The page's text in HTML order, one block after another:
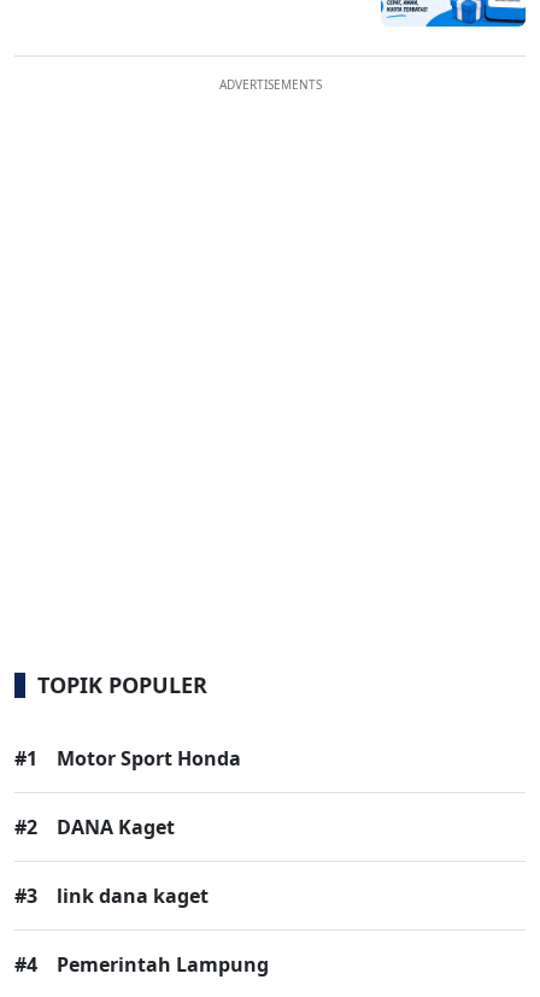
ADVERTISEMENTS
TOPIK POPULER
#1 Motor Sport Honda
#2 DANA Kaget
#3 link dana kaget
#4 Pemerintah Lampung